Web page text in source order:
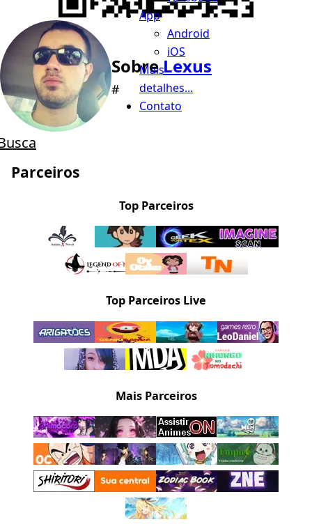
App
Android
iOS
Mais
detalhes...
Contato
SobreLexus
#
Parceiros
Top Parceiros
Top Parceiros Live
Mais Parceiros